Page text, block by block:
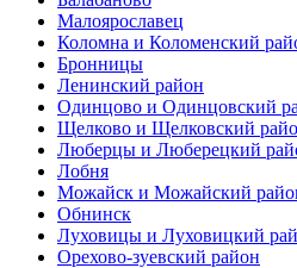
Малоярославец
Коломна и Коломенский
Бронницы
Ленинский район
Одинцово и Одинцовский
Щелково и Щелковский
Люберцы и Люберецкий
Лобня
Можайск и Можайский
Обнинск
Луховицы и Луховицкий
Орехово-зуевский район